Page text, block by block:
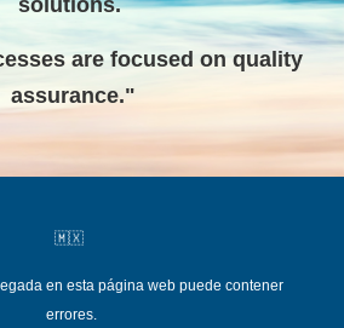
solutions.
are focused on quality
assurance."
🇲🇽
en esta página web puede contener
errores.